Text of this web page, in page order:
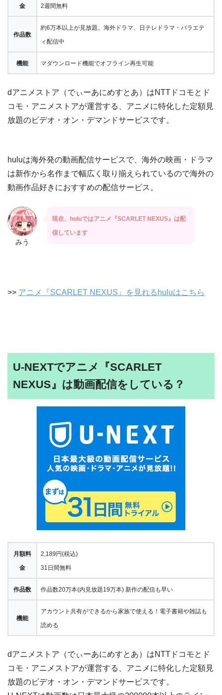
金 2週間無料
作品数
約6万本以上が見放題。海外ドラマ、日テレドラマ・バラエテ
ィ配信中
機能 マダウンロード機能でオフライン再生可能
dアニメストア（でぃーあにめすとあ）はNTTドコモとド
コモ・アニメストアが運営する、アニメに特化した定額見
放題のビデオ・オン・デマンドサービスです。
huluは海外発の動画配信サービスで、海外の映画・ドラマ
は新作から名作まで幅広く取り揃えられているので海外の
動画作品好きにおすすめの配信サービス。
みう
現在、huluではアニメ『SCARLET NEXUS』は配
信しています
>> アニメ『SCARLET NEXUS』を見れるhuluはこちら
U-NEXTでアニメ『SCARLET
NEXUS』は動画配信をしている？
月額料
金
2,189円(税込)
31日間無料
作品数 作品数20万本(内見放題19万本) 新作の配信も早い
機能
アカウント共有ができるから家族で使える！電子書籍や雑誌も
読める
dアニメストア（でぃーあにめすとあ）はNTTドコモとド
コモ・アニメストアが運営する、アニメに特化した定額見
放題のビデオ・オン・デマンドサービスです。